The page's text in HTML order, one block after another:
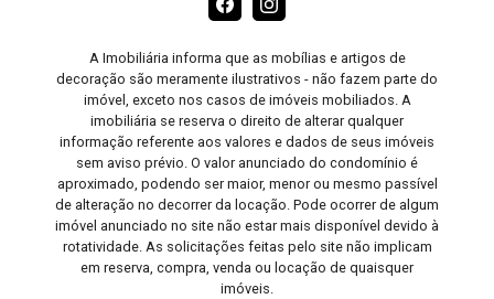
A Imobiliária informa que as mobílias e artigos de
decoração são meramente ilustrativos - não fazem parte do
imóvel, exceto nos casos de imóveis mobiliados. A
imobiliária se reserva o direito de alterar qualquer
informação referente aos valores e dados de seus imóveis
sem aviso prévio. O valor anunciado do condomínio é
aproximado, podendo ser maior, menor ou mesmo passível
de alteração no decorrer da locação. Pode ocorrer de algum
imóvel anunciado no site não estar mais disponível devido à
rotatividade. As solicitações feitas pelo site não implicam
em reserva, compra, venda ou locação de quaisquer
imóveis.